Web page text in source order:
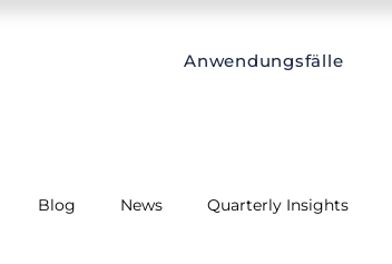
Anwendungsfälle
Blog News Quarterly Insights